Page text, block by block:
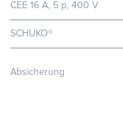
CEE 16 A, 5 p, 400 V
SCHUKO®
Absicherung